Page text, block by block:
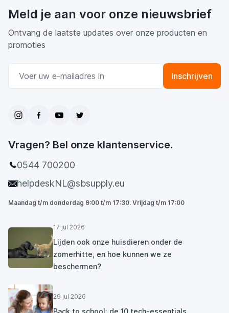
Meld je aan voor onze nieuwsbrief
Ontvang de laatste updates over onze producten en
promoties
Inschrijven
Vragen? Bel onze klantenservice.
0544 700200
helpdeskNL@sbsupply.eu
Maandag t/m donderdag 9:00 t/m 17:30. Vrijdag t/m 17:00
17 jul 2026
Lijden ook onze huisdieren onder de
zomerhitte, en hoe kunnen we ze
beschermen?
29 jul 2026
Back to school: de 10 tech-essentials